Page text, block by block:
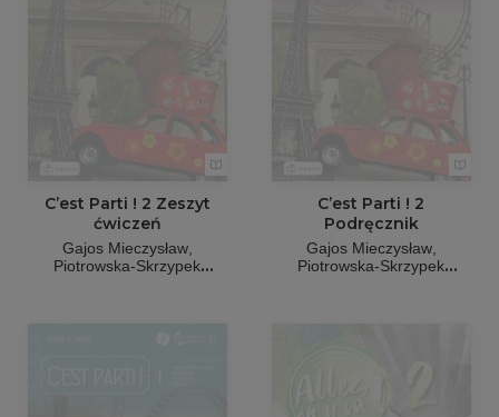
C’est Parti ! 2 Zeszyt
ćwiczeń
Gajos Mieczysław
Piotrowska-Skrzypek
C’est Parti ! 2
Podręcznik
Gajos Mieczysław
Piotrowska-Skrzypek